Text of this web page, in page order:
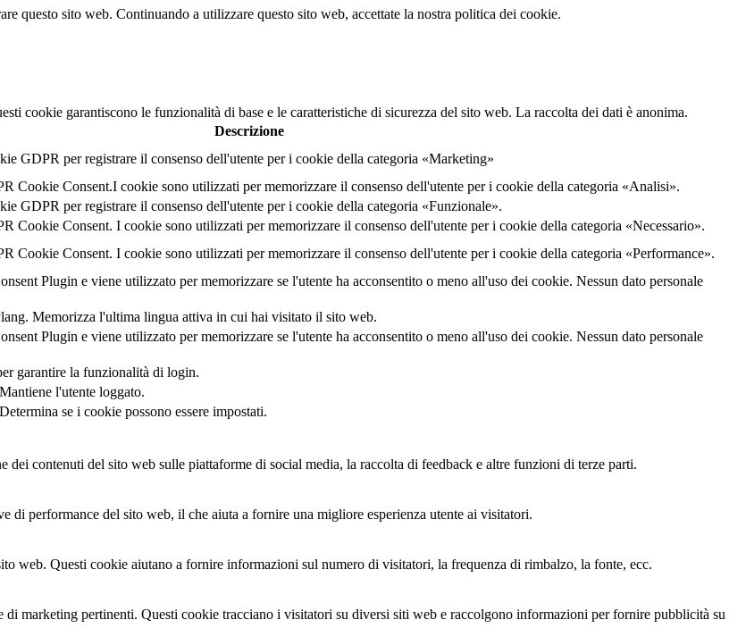
questo sito web. Continuando a utilizzare questo sito web, accettate la nostra politica dei cookie.
cookie garantiscono le funzionalità di base e le caratteristiche di sicurezza del sito web. La raccolta dei dati è anonima.
Descrizione
GDPR per registrare il consenso dell'utente per i cookie della categoria «Marketing»
Cookie Consent.I cookie sono utilizzati per memorizzare il consenso dell'utente per i cookie della categoria «Analisi».
GDPR per registrare il consenso dell'utente per i cookie della categoria «Funzionale».
Cookie Consent. I cookie sono utilizzati per memorizzare il consenso dell'utente per i cookie della categoria «Necessario».
Cookie Consent. I cookie sono utilizzati per memorizzare il consenso dell'utente per i cookie della categoria «Performance».
Plugin e viene utilizzato per memorizzare se l'utente ha acconsentito o meno all'uso dei cookie. Nessun dato personale
Memorizza l'ultima lingua attiva in cui hai visitato il sito web.
Plugin e viene utilizzato per memorizzare se l'utente ha acconsentito o meno all'uso dei cookie. Nessun dato personale
garantire la funzionalità di login.
l'utente loggato.
se i cookie possono essere impostati.
contenuti del sito web sulle piattaforme di social media, la raccolta di feedback e altre funzioni di terze parti.
performance del sito web, il che aiuta a fornire una migliore esperienza utente ai visitatori.
web. Questi cookie aiutano a fornire informazioni sul numero di visitatori, la frequenza di rimbalzo, la fonte, ecc.
marketing pertinenti. Questi cookie tracciano i visitatori su diversi siti web e raccolgono informazioni per fornire pubblicità su